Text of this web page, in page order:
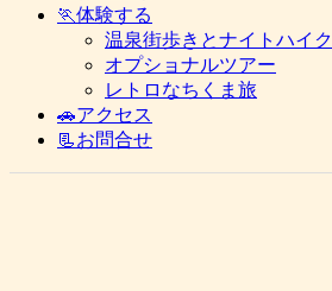
🏃体験する
温泉街歩きとナイトハイク
オプショナルツアー
レトロなちくま旅
🚗アクセス
📃お問合せ